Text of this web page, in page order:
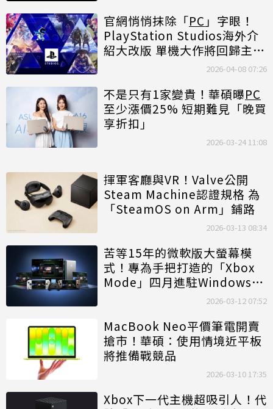
官網悄悄抹除「PC 」字眼！
PlayStation Studios海外介
紹大改版 單機大作將回歸主機
2026-04-08 07:26
不是只有1家變貴！華碩曝PC
至少漲價25% 短期難見「晚買
享折扣」
2026-03-24 11:08
揮軍客廳與VR！Valve公開
Steam Machine認證規格 為
「SteamOS on Arm」鋪路
2026-03-13 08:34
苦等15年的微軟版大螢幕模
式！專為手把打造的「Xbox
Mode」四月進駐Windows
2026-03-12 07:52
MacBook Neo平價筆電開賣
搶市！華碩：使用情境近平板
將推備戰競品
2026-03-10 17:35
Xbox下一代主機超吸引人！代